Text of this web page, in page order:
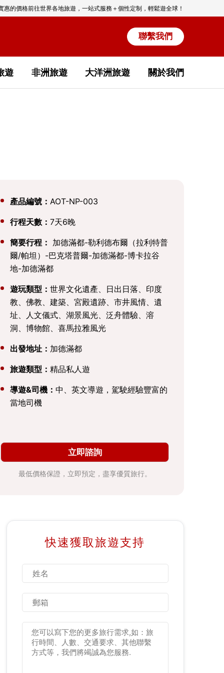
的價格前往世界各地旅遊，一站式服務＋個性定制，輕鬆遊全球！
聯繫我們
遊 非洲旅遊 大洋洲旅遊 關於我們
產品編號：AOT-NP-003
行程天數：7天6晚
簡要行程： 加德滿都-勒利德布爾（拉利特普
爾/帕坦）-巴克塔普爾-加德滿都-博卡拉谷
地-加德滿都
遊玩類型：世界文化遺產、日出日落、印度
教、佛教、建築、宮殿遺跡、市井風情、遺
址、人文儀式、湖景風光、泛舟體驗、溶
洞、博物館、喜馬拉雅風光
出發地址： 加德滿都
旅遊類型：精品私人遊
導遊&司機：中、英文導遊，駕駛經驗豐富的
當地司機
立即諮詢
最低價格保證，立即預定，盡享優質旅行。
快速獲取旅遊支持